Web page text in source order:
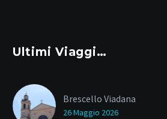
Ultimi Viaggi…
Brescello Viadana
26 Maggio 2026